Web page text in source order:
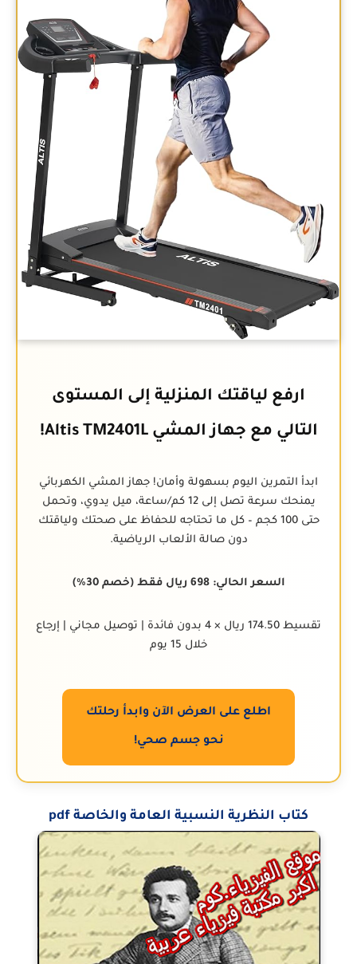
ارفع لياقتك المنزلية إلى المستوى
التالي مع جهاز المشي Altis TM2401L!
ابدأ التمرين اليوم بسهولة وأمان! جهاز المشي الكهربائي
يمنحك سرعة تصل إلى 12 كم/ساعة، ميل يدوي، وتحمل
حتى 100 كجم – كل ما تحتاجه للحفاظ على صحتك ولياقتك
دون صالة الألعاب الرياضية.
السعر الحالي: 698 ريال فقط (خصم 30%)
تقسيط 174.50 ريال × 4 بدون فائدة | توصيل مجاني | إرجاع
خلال 15 يوم
اطلع على العرض الآن وابدأ رحلتك
نحو جسم صحي!
كتاب النظرية النسبية العامة والخاصة pdf